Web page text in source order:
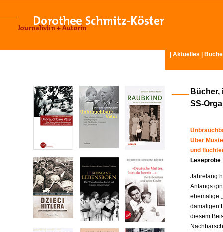
Aktuelles
Bücher,
SS-
Über
und
Leseprobe
Jahrelang
Anfangs
ehemalige
damaligen
diesem